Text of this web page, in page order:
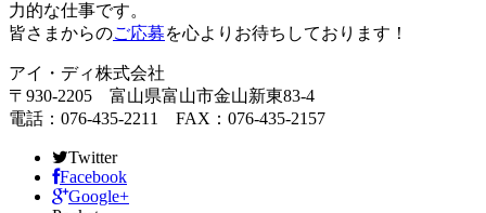
力的な仕事です。
皆さまからのご応募を心よりお待ちしております！
アイ・ディ株式会社
〒930-2205 富山県富山市金山新東83-4
電話：076-435-2211 FAX：076-435-2157
Twitter
Facebook
Google+